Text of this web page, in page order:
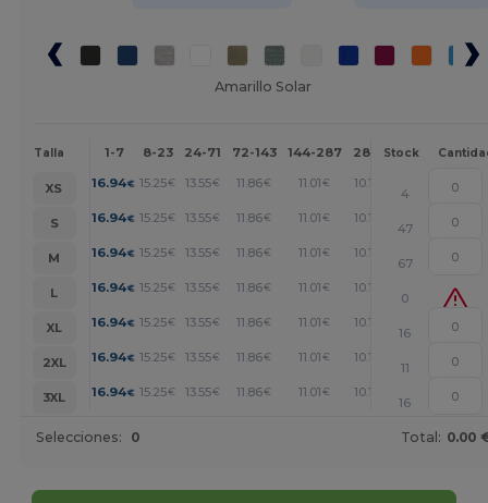
Amarillo Solar
Talla 1-7 8-23 24-71 72-143 144-287 288 + Más
Stock
XS 16.94€ 15.25€ 13.55€ 11.86€ 11.01 € 10.16
4
S
16.94€ 15.25€ 13.55€ 11.86€ 11.01 € 10.16 +
47
M
16.94€ 15.25€ 13.55€ 11.86€ 11.01 € 10.16 +
67
L
16.94€ 15.25€ 13.55€ 11.86€ 11.01 € 10.16 +
0
XL
16.94€ 15.25€ 13.55€ 11.86€ 11.01 € 10.16 +
16
2XL
16.94€ 15.25€ 13.55€ 11.86€ 11.01 € 10.16 +
11
3XL
16.94€ 15.25€ 13.55€ 11.86€ 11.01 € 10.16 +
16
Selecciones: 0 Total: 0.00